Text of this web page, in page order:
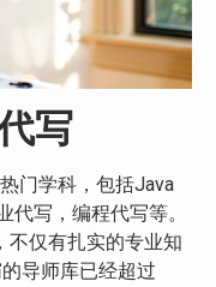
写
门学科，包括Java
代写，编程代写等。
不仅有扎实的专业知
导师库已经超过